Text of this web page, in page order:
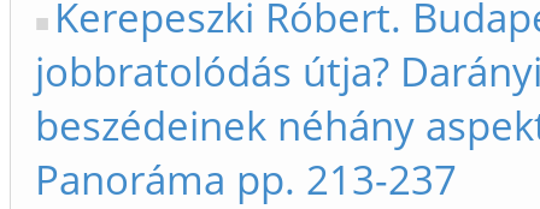
Kerepeszki Róbert.
jobbratolódás útja?
beszédeinek néhány
Panoráma pp. 213-237